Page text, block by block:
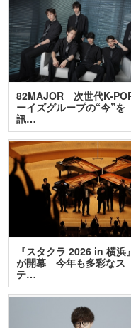
82MAJOR 次世代K-
ーイズグループの“今”を
訊…
『スタクラ 2026 in 横浜』
が開幕 今年も多彩なス
テ…